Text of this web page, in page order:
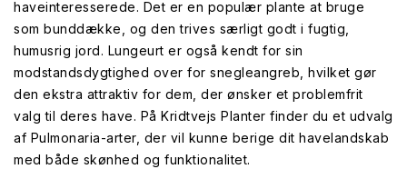
haveinteresserede. Det er en populær plante at bruge
som bunddække, og den trives særligt godt i fugtig,
humusrig jord. Lungeurt er også kendt for sin
modstandsdygtighed over for snegleangreb, hvilket gør
den ekstra attraktiv for dem, der ønsker et problemfrit
valg til deres have. På Kridtvejs Planter finder du et udvalg
af Pulmonaria-arter, der vil kunne berige dit havelandskab
med både skønhed og funktionalitet.